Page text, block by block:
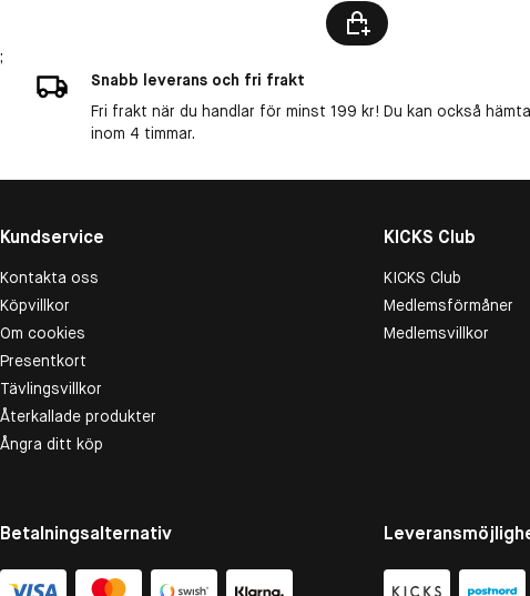
;
Snabb leverans och fri frakt
Fri frakt när du handlar för minst 199 kr! Du kan också
inom 4 timmar.
Kundservice
Kontakta oss
Köpvillkor
Om cookies
Presentkort
Tävlingsvillkor
Återkallade produkter
Ångra ditt köp
KICKS Club
KICKS Club
Medlemsförmåner
Medlemsvillkor
Betalningsalternativ